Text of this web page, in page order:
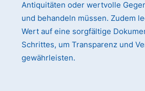
Antiquitäten oder wertvolle
und behandeln müssen. Zudem
Wert auf eine sorgfältige
Schrittes, um Transparenz und
gewährleisten.